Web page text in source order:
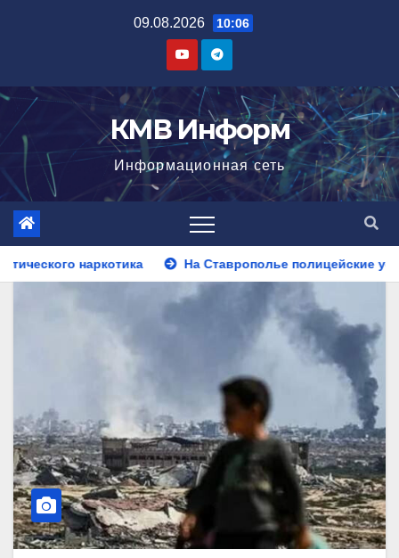
09.08.2026 10:06
КМВ Информ
Информационная сеть
На Ставрополье полицейские установили личность